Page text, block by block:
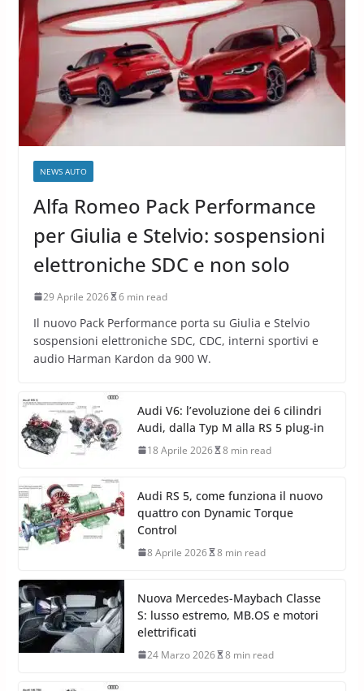
NEWS AUTO
Alfa Romeo Pack Performance
per Giulia e Stelvio: sospensioni
elettroniche SDC e non solo
29 Aprile 2026 6 min read
Il nuovo Pack Performance porta su Giulia e Stelvio
sospensioni elettroniche SDC, CDC, interni sportivi e
audio Harman Kardon da 900 W.
Audi V6: l’evoluzione dei 6 cilindri
Audi, dalla Typ M alla RS 5 plug-in
18 Aprile 2026 8 min read
Audi RS 5, come funziona il nuovo
quattro con Dynamic Torque
Control
8 Aprile 2026 8 min read
Nuova Mercedes-Maybach Classe
S: lusso estremo, MB.OS e motori
elettrificati
24 Marzo 2026 8 min read